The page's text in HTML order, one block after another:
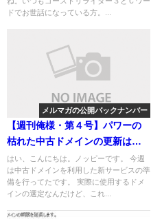
ドでお世話になっている方。...
メルマガの公開バックナンバー
【週刊俺様・第４号】パワーの
枯れた中古ドメインの更新は無
駄金マインドセット
はい、こんにちは。ノッピーです。 今週
は中古ドメインを利用した新サービスの準
備を行ってたです。 実際に使用するドメ
インの選定なんだけど、これ...